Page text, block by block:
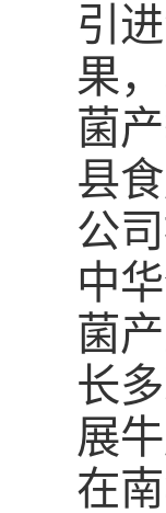
引
果
菌
县
公
中
菌
长
展
在